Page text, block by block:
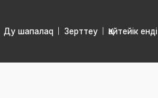
Ду шапалаq Зерттеу Қайтейік енді